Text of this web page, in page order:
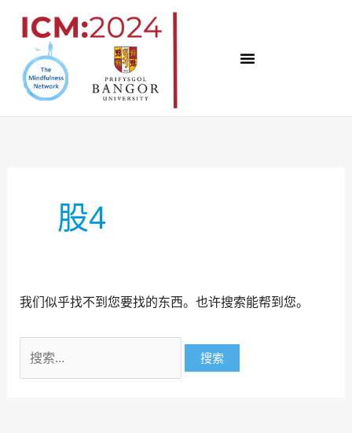
股4
我们似乎找不到您要找的东西。也许搜索能帮到您。